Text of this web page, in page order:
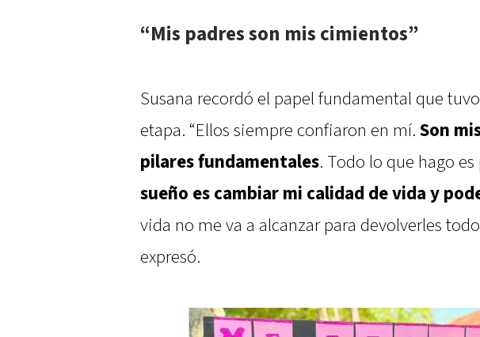
“Mis padres son mis cimientos”
Susana recordó el papel fundamental que
etapa. “Ellos siempre confiaron en mí. Son
pilares fundamentales. Todo lo que hago
sueño es cambiar mi calidad de vida y
vida no me va a alcanzar para devolverles
expresó.